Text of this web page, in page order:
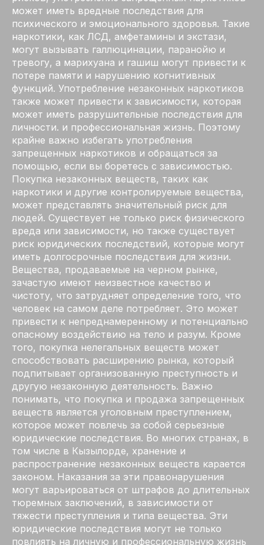
может иметь вредные последствия для
психического и эмоционального здоровья. Такие
наркотики, как ЛСД, амфетамины и экстази,
могут вызывать галлюцинации, паранойю и
тревогу, а марихуана и гашиш могут привести к
потере памяти и нарушению когнитивных
функций. Употребление незаконных наркотиков
также может привести к зависимости, которая
может иметь разрушительные последствия для
личности. и профессиональная жизнь. Поэтому
крайне важно избегать употребления
запрещенных наркотиков и обращаться за
помощью, если вы боретесь с зависимостью.
Покупка незаконных веществ, таких как
наркотики и другие контролируемые вещества,
может представлять значительный риск для
людей. Существует не только риск физического
вреда или зависимости, но также существует
риск юридических последствий, которые могут
иметь долгосрочные последствия для жизни.
Вещества, продаваемые на черном рынке,
зачастую имеют неизвестное качество и
чистоту, что затрудняет определение того, что
человек на самом деле потребляет. Это может
привести к непреднамеренному и потенциально
опасному воздействию на тело и разум. Кроме
того, покупка нелегальных веществ может
способствовать расширению рынка, который
подпитывает организованную преступность и
другую незаконную деятельность. Важно
понимать, что покупка и продажа запрещенных
веществ является уголовным преступлением,
которое может повлечь за собой серьезные
юридические последствия. Во многих странах, в
том числе в Кызылорде, хранение и
распространение незаконных веществ карается
законом. Наказания за эти правонарушения
могут варьироваться от штрафов до длительных
тюремных заключений, в зависимости от
тяжести преступления и типа вещества. Эти
юридические последствия могут не только
повлиять на личную и профессиональную жизнь